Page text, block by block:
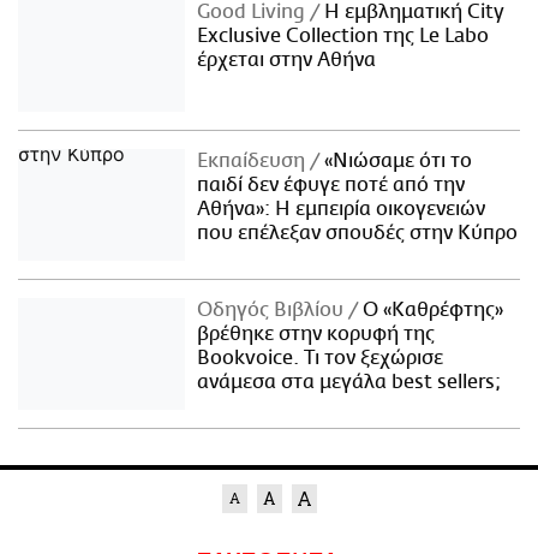
Good Living
Η εμβληματική City
Exclusive Collection της Le Labo
έρχεται στην Αθήνα
Εκπαίδευση
«Νιώσαμε ότι το
παιδί δεν έφυγε ποτέ από την
Αθήνα»: Η εμπειρία οικογενειών
που επέλεξαν σπουδές στην Κύπρο
Οδηγός Βιβλίου
Ο «Καθρέφτης»
βρέθηκε στην κορυφή της
Bookvoice. Τι τον ξεχώρισε
ανάμεσα στα μεγάλα best sellers;